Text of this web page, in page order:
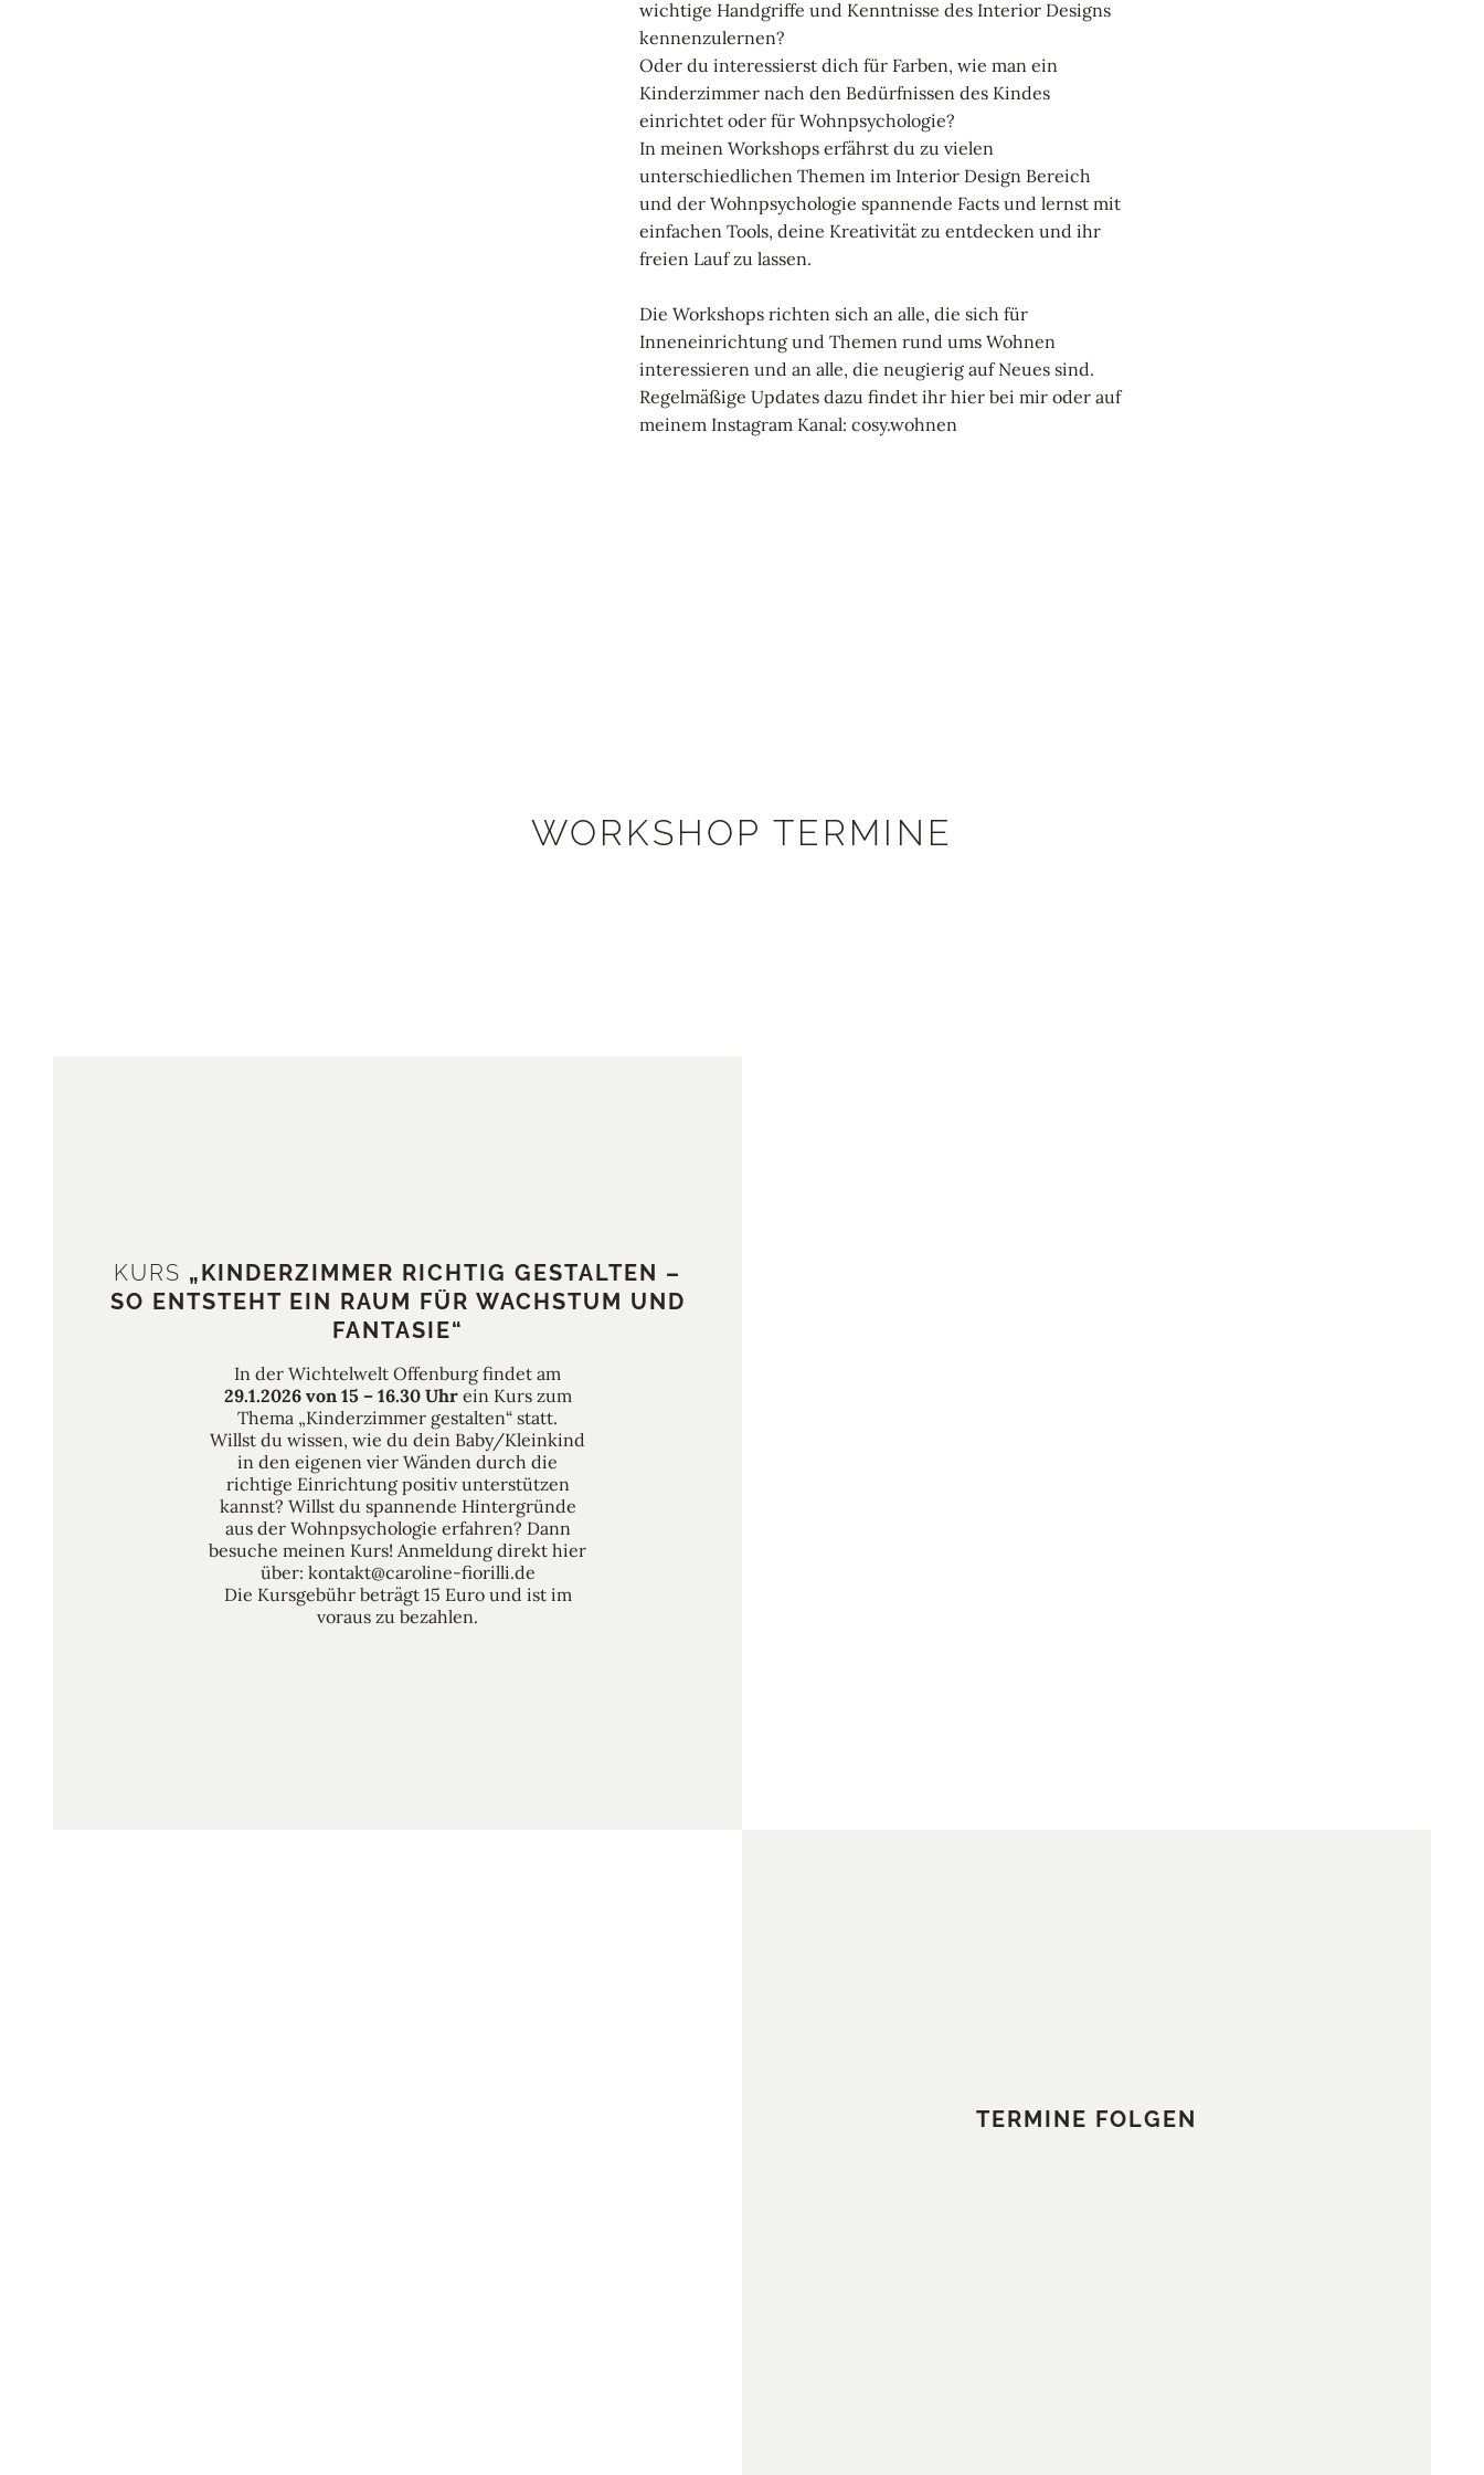
wichtige Handgriffe und Kenntnisse des Interior Designs
kennenzulernen?
Oder du interessierst dich für Farben, wie man ein
Kinderzimmer nach den Bedürfnissen des Kindes
einrichtet oder für Wohnpsychologie?
In meinen Workshops erfährst du zu vielen
unterschiedlichen Themen im Interior Design Bereich
und der Wohnpsychologie spannende Facts und lernst mit
einfachen Tools, deine Kreativität zu entdecken und ihr
freien Lauf zu lassen.
Die Workshops richten sich an alle, die sich für
Inneneinrichtung und Themen rund ums Wohnen
interessieren und an alle, die neugierig auf Neues sind.
Regelmäßige Updates dazu findet ihr hier bei mir oder auf
meinem Instagram Kanal: cosy.wohnen
WORKSHOP TERMINE
KURS „KINDERZIMMER RICHTIG GESTALTEN –
SO ENTSTEHT EIN RAUM FÜR WACHSTUM UND
FANTASIE“
In der Wichtelwelt Offenburg findet am
29.1.2026 von 15 – 16.30 Uhr ein Kurs zum
Thema „Kinderzimmer gestalten“ statt.
Willst du wissen, wie du dein Baby/Kleinkind
in den eigenen vier Wänden durch die
richtige Einrichtung positiv unterstützen
kannst? Willst du spannende Hintergründe
aus der Wohnpsychologie erfahren? Dann
besuche meinen Kurs! Anmeldung direkt hier
über: kontakt@caroline-fiorilli.de
Die Kursgebühr beträgt 15 Euro und ist im
voraus zu bezahlen.
TERMINE FOLGEN